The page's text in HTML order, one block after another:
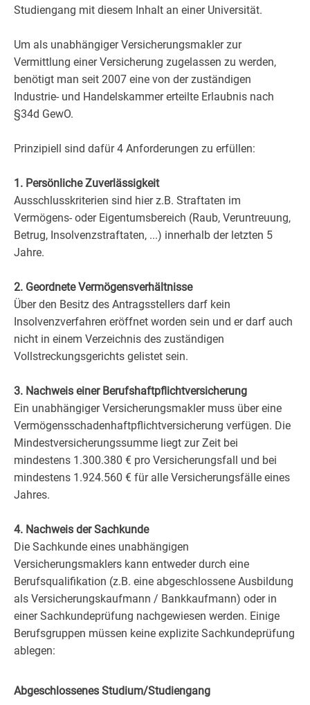
Studiengang mit diesem Inhalt an einer Universität.
Um als unabhängiger Versicherungsmakler zur
Vermittlung einer Versicherung zugelassen zu werden,
benötigt man seit 2007 eine von der zuständigen
Industrie- und Handelskammer erteilte Erlaubnis nach
§34d GewO.
Prinzipiell sind dafür 4 Anforderungen zu erfüllen:
1. Persönliche Zuverlässigkeit
Ausschlusskriterien sind hier z.B. Straftaten im
Vermögens- oder Eigentumsbereich (Raub, Veruntreuung,
Betrug, Insolvenzstraftaten, ...) innerhalb der letzten 5
Jahre.
2. Geordnete Vermögensverhältnisse
Über den Besitz des Antragsstellers darf kein
Insolvenzverfahren eröffnet worden sein und er darf auch
nicht in einem Verzeichnis des zuständigen
Vollstreckungsgerichts gelistet sein.
3. Nachweis einer Berufshaftpflichtversicherung
Ein unabhängiger Versicherungsmakler muss über eine
Vermögensschadenhaftpflichtversicherung verfügen. Die
Mindestversicherungssumme liegt zur Zeit bei
mindestens 1.300.380 € pro Versicherungsfall und bei
mindestens 1.924.560 € für alle Versicherungsfälle eines
Jahres.
4. Nachweis der Sachkunde
Die Sachkunde eines unabhängigen
Versicherungsmaklers kann entweder durch eine
Berufsqualifikation (z.B. eine abgeschlossene Ausbildung
als Versicherungskaufmann / Bankkaufmann) oder in
einer Sachkundeprüfung nachgewiesen werden. Einige
Berufsgruppen müssen keine explizite Sachkundeprüfung
ablegen:
Abgeschlossenes Studium/Studiengang